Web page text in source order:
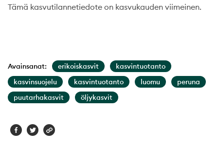
Tämä kasvutilannetiedote on kasvukauden viimeinen.
Avainsanat: erikoiskasvit
kasvintuotanto
kasvinsuojelu
kasvintuotanto luomu
peruna
puutarhakasvit
öljykasvit